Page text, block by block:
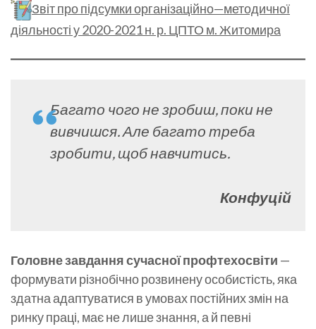
Звіт про підсумки організаційно—методичної
діяльності у 2020-2021 н. р. ЦПТО м. Житомира
Багато чого не зробиш, поки не
вивчишся. Але багато треба
зробити, щоб навчитись.
Конфуцій
Головне завдання сучасної профтехосвіти —
формувати різнобічно розвинену особистість, яка
здатна адаптуватися в умовах постійних змін на
ринку праці, має не лише знання, а й певні